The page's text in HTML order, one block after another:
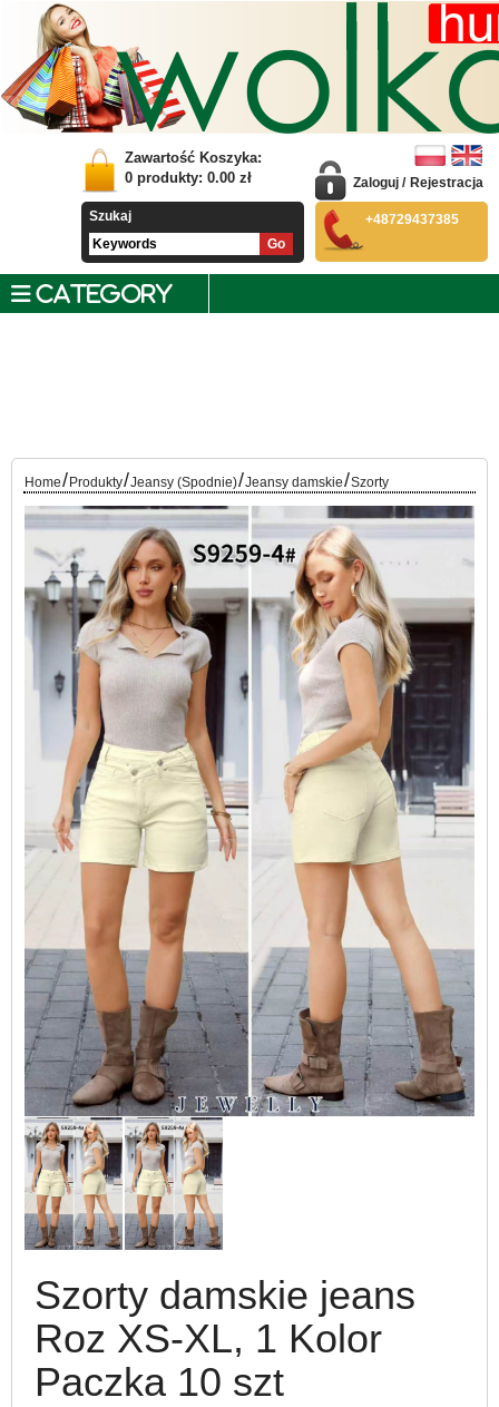
Zawartość Koszyka:
0 produkty: 0.00 zł
Szukaj
Zaloguj / Rejestracja
+48729437385
CATEGORY
Home/ Produkty/Jeansy (Spodnie)/Jeansy damskie/Szorty
Szorty damskie jeans
Roz XS-XL, 1 Kolor
Paczka 10 szt